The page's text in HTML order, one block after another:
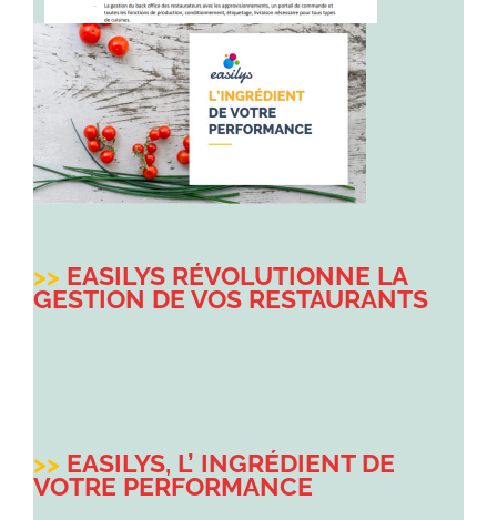
>>EASILYS RÉVOLUTIONNE LA
GESTION DE VOS RESTAURANTS
>>EASILYS, L’ INGRÉDIENT DE
VOTRE PERFORMANCE